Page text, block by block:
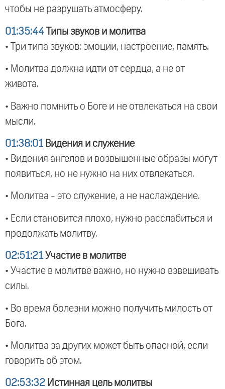
чтобы не разрушать атмосферу.
01:35:44 Типы звуков и молитва
• Три типа звуков: эмоции, настроение, память.
• Молитва должна идти от сердца, а не от
живота.
• Важно помнить о Боге и не отвлекаться на свои
мысли.
01:38:01 Видения и служение
• Видения ангелов и возвышенные образы могут
появиться, но не нужно на них отвлекаться.
• Молитва - это служение, а не наслаждение.
• Если становится плохо, нужно расслабиться и
продолжать молитву.
02:51:21 Участие в молитве
• Участие в молитве важно, но нужно взвешивать
силы.
• Во время болезни можно получить милость от
Бога.
• Молитва за других может быть опасной, если
говорить об этом.
02:53:32 Истинная цель молитвы